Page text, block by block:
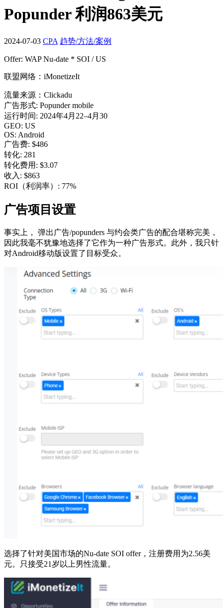
Popunder 利润863美元
2024-07-03 CPA 趋势/方法/案例
Offer: WAP Nu-date * SOI / US
联盟网络：iMonetizeIt
流量来源：Clickadu
广告形式: Popunder mobile
运行时间: 2024年4月22–4月30
GEO: US
OS: Android
广告费: $486
转化: 281
转化费用: $3.07
收入: $863
ROI（利润率）: 77%
广告项目设置
事实上， 弹出广告/popunders 与约会类广告的配合堪称完美，
因此我毫不犹豫地选择了它作为一种广告形式。此外，我只针
对Android移动版设置了目标受众。
选择了针对美国市场的Nu-date SOI offer，注册费用为2.56美
元。只接受21岁以上男性流量。